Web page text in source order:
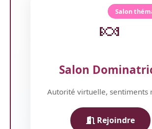
Salon
🍬
Salon
Autorité virtuelle, sentiments
Rejoindre